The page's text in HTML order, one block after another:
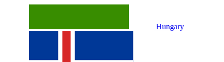
Hungary